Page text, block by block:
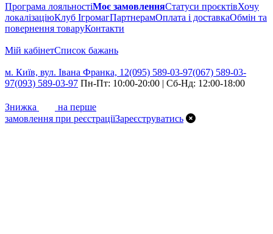
Програма лояльностіМоє замовленняСтатуси проєктівХочу
локалізаціюКлуб ІгромагПартнерамОплата і доставкаОбмін та
повернення товаруКонтакти
Мій кабінетCписок бажань
м. Київ, вул. Івана Франка, 12(095) 589-03-97(067) 589-03-
97(093) 589-03-97 Пн-Пт: 10:00-20:00 | Сб-Нд: 12:00-18:00
Знижка
на перше
замовлення при реєстраціїЗареєструватись